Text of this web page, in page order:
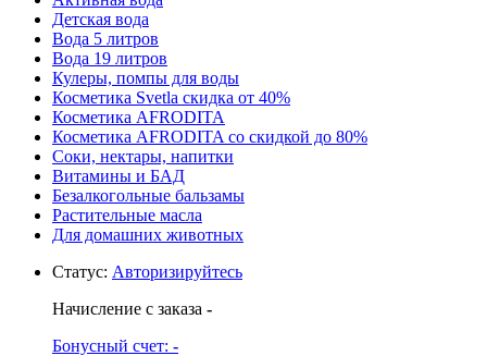
Детская вода
Вода 5 литров
Вода 19 литров
Кулеры, помпы для воды
Косметика Svetla скидка от 40%
Косметика AFRODITA
Косметика AFRODITA со скидкой до 80%
Соки, нектары, напитки
Витамины и БАД
Безалкогольные бальзамы
Растительные масла
Для домашних животных
Статус: Авторизируйтесь
Начисление с заказа -
Бонусный счет: -